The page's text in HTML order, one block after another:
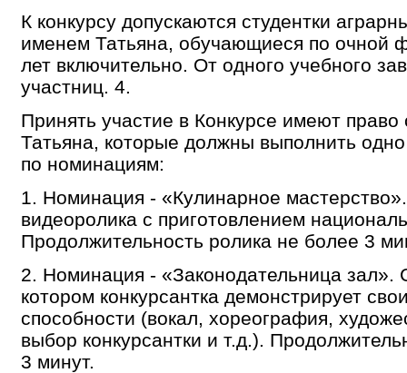
К конкурсу допускаются студентки
именем Татьяна, обучающиеся по очной
лет включительно. От одного учебного
участниц. 4.
Принять участие в Конкурсе имеют право
Татьяна, которые должны выполнить
по номинациям:
1. Номинация - «Кулинарное
видеоролика с приготовлением
Продолжительность ролика не более 3
2. Номинация - «Законодательница зал».
котором конкурсантка демонстрирует
способности (вокал, хореография,
выбор конкурсантки и т.д.).
3 минут.